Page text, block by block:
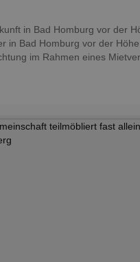
in Bad Homburg vor der
in Bad Homburg vor der
im Rahmen eines